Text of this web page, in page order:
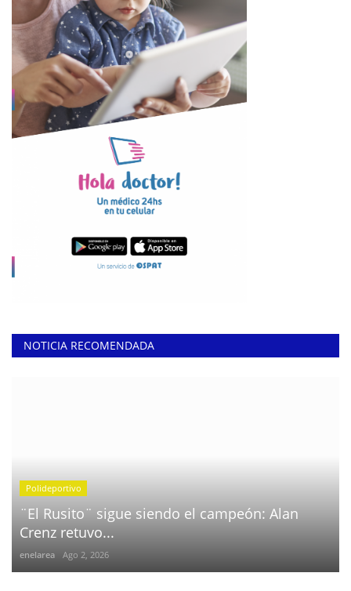
NOTICIA RECOMENDADA
Polideportivo
¨El Rusito¨ sigue siendo el campeón: Alan
Crenz retuvo...
enelarea Ago 2, 2026